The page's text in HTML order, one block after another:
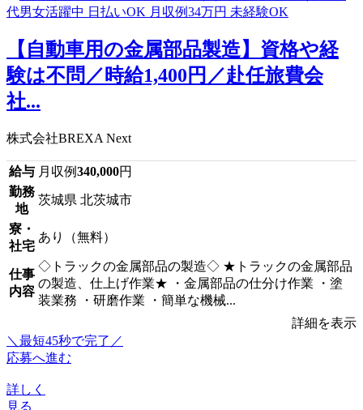
【自動車用の金属部品製造】資格や経
験は不問／時給1,400円／赴任旅費会
社...
株式会社BREXA Next
給与 月収例340,000円
勤務
地
茨城県 北茨城市
寮・
社宅
あり（無料）
仕事
内容
◇トラックの金属部品の製造◇ ★トラックの金属部品
の製造、仕上げ作業★ ・金属部品の仕分け作業 ・塗
装業務 ・研磨作業 ・簡単な機械...
詳細を表示
＼最短45秒で完了／
応募へ進む
詳しく
見る